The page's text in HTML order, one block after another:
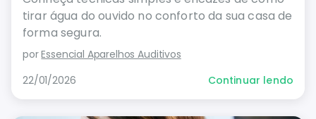
tirar água do ouvido no conforto da sua casa de
forma segura.
porEssencial Aparelhos Auditivos
22/01/2026
Continuar lendo